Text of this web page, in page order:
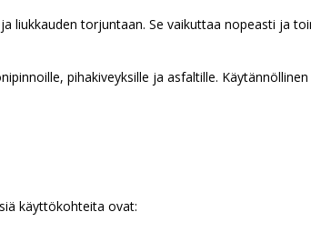
torjuntaan. Se vaikuttaa nopeasti ja
pihakiveyksille ja asfaltille.
käyttökohteita ovat: